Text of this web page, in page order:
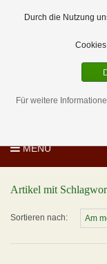
DE
EUR
MENU
Artikel mit
Sortieren nach:
Durch die Nutzung
Für weitere